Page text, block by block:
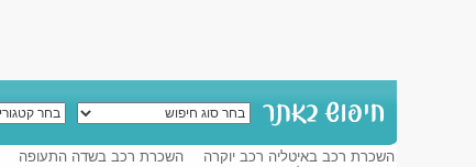
השכרת רכב באיטליה רכב יוקרה
השכרת רכב בשדה התעופה